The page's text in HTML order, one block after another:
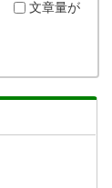
文章量が